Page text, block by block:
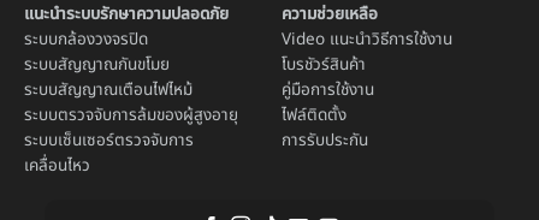
แนะนำระบบรักษาความปลอดภัย
ระบบกล้องวงจรปิด
ระบบสัญญาณกันขโมย
ระบบสัญญาณเตือนไฟไหม้
ระบบตรวจจับการล้มของผู้สูงอายุ
ระบบเซ็นเซอร์ตรวจจับการ
เคลื่อนไหว
ความช่วยเหลือ
Video แนะนำวิธีการใช้งาน
โบรชัวร์สินค้า
คู่มือการใช้งาน
ไฟล์ติดตั้ง
การรับประกัน